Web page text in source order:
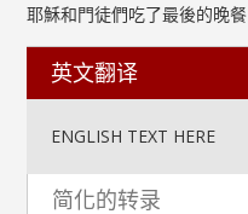
耶穌和門徒們吃了最後的晚餐
英文翻译
ENGLISH TEXT HERE
简化的转录